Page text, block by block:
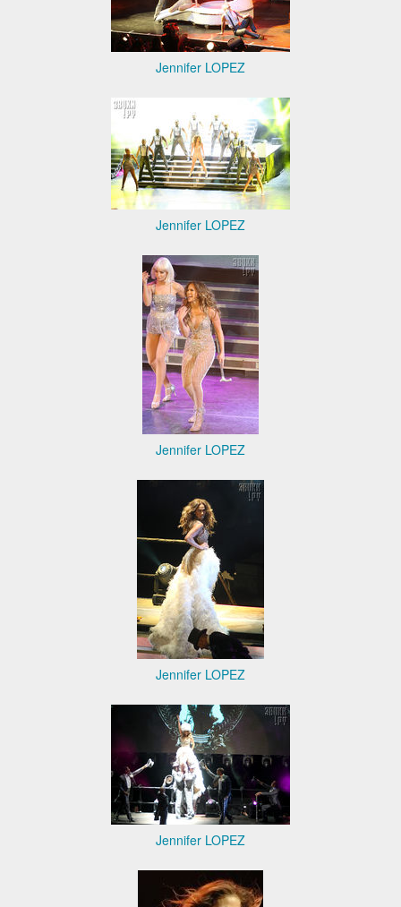
Jennifer LOPEZ
Jennifer LOPEZ
Jennifer LOPEZ
Jennifer LOPEZ
Jennifer LOPEZ